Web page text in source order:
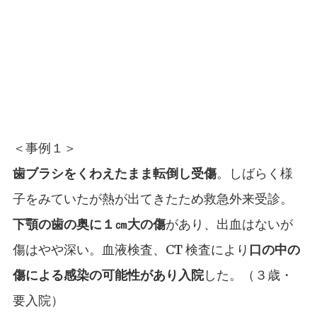
＜事例１＞
歯ブラシをくわえたまま転倒し受傷。しばらく様
子をみていたが熱が出てきたため救急外来受診。
下顎の歯の奥に１㎝大の傷があり、出血はないが
傷はやや深い。血液検査、CT 検査により 口の中の
傷による感染の可能性があり入院した。（３歳・
要入院）